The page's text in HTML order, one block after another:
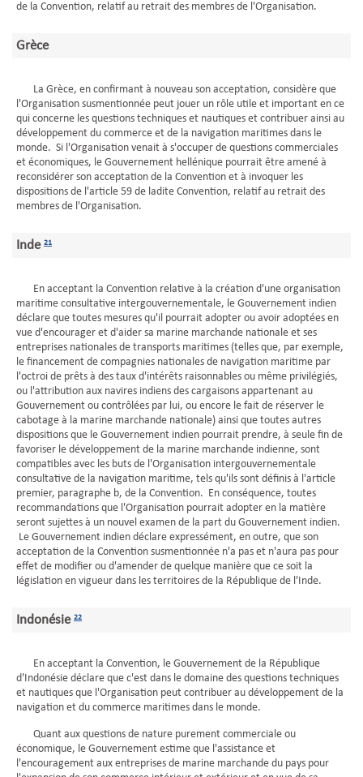
de la Convention, relatif au retrait des membres de l'Organisation.
Grèce
La Grèce, en confirmant à nouveau son acceptation, considère que
l'Organisation susmentionnée peut jouer un rôle utile et important en ce
qui concerne les questions techniques et nautiques et contribuer ainsi au
développement du commerce et de la navigation maritimes dans le
monde. Si l'Organisation venait à s'occuper de questions commerciales
et économiques, le Gouvernement hellénique pourrait être amené à
reconsidérer son acceptation de la Convention et à invoquer les
dispositions de l'article 59 de ladite Convention, relatif au retrait des
membres de l'Organisation.
Inde 21
En acceptant la Convention relative à la création d'une organisation
maritime consultative intergouvernementale, le Gouvernement indien
déclare que toutes mesures qu'il pourrait adopter ou avoir adoptées en
vue d'encourager et d'aider sa marine marchande nationale et ses
entreprises nationales de transports maritimes (telles que, par exemple,
le financement de compagnies nationales de navigation maritime par
l'octroi de prêts à des taux d'intérêts raisonnables ou même privilégiés,
ou l'attribution aux navires indiens des cargaisons appartenant au
Gouvernement ou contrôlées par lui, ou encore le fait de réserver le
cabotage à la marine marchande nationale) ainsi que toutes autres
dispositions que le Gouvernement indien pourrait prendre, à seule fin de
favoriser le développement de la marine marchande indienne, sont
compatibles avec les buts de l'Organisation intergouvernementale
consultative de la navigation maritime, tels qu'ils sont définis à l'article
premier, paragraphe b, de la Convention. En conséquence, toutes
recommandations que l'Organisation pourrait adopter en la matière
seront sujettes à un nouvel examen de la part du Gouvernement indien.
Le Gouvernement indien déclare expressément, en outre, que son
acceptation de la Convention susmentionnée n'a pas et n'aura pas pour
effet de modifier ou d'amender de quelque manière que ce soit la
législation en vigueur dans les territoires de la République de l'Inde.
Indonésie 22
En acceptant la Convention, le Gouvernement de la République
d'Indonésie déclare que c'est dans le domaine des questions techniques
et nautiques que l'Organisation peut contribuer au développement de la
navigation et du commerce maritimes dans le monde.
Quant aux questions de nature purement commerciale ou
économique, le Gouvernement estime que l'assistance et
l'encouragement aux entreprises de marine marchande du pays pour